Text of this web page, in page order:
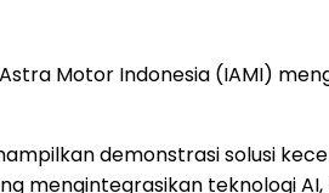
Motor Indonesia (IAMI)